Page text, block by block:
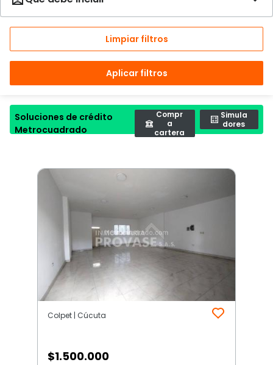
Limpiar filtros
Aplicar filtros
Soluciones de crédito
Metrocuadrado
Compr
a
cartera
Simula
dores
Colpet | Cúcuta
$1.500.000